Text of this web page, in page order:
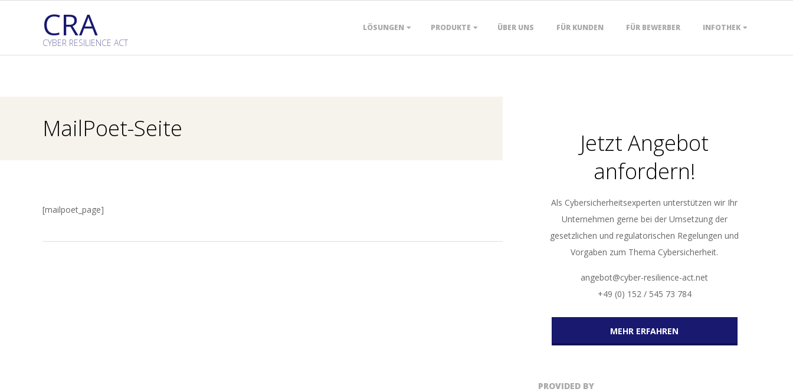
CRA
CYBER RESILIENCE ACT
LÖSUNGEN PRODUKTE ÜBER UNS FÜR KUNDEN FÜR BEWERBER INFOTHEK
MailPoet-Seite
[mailpoet_page]
Jetzt Angebot
anfordern!
Als Cybersicherheitsexperten unterstützen wir Ihr
Unternehmen gerne bei der Umsetzung der
gesetzlichen und regulatorischen Regelungen und
Vorgaben zum Thema Cybersicherheit.
angebot@cyber-resilience-act.net
+49 (0) 152 / 545 73 784
MEHR ERFAHREN
PROVIDED BY